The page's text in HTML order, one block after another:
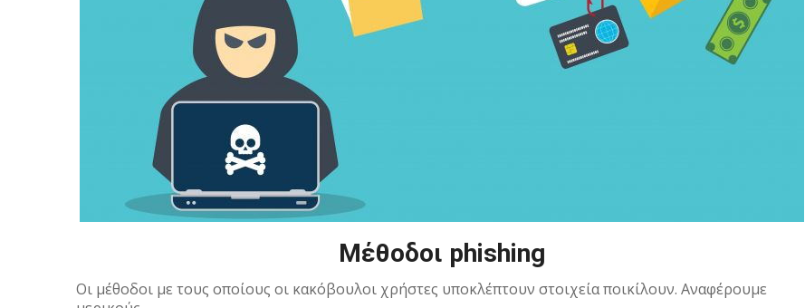
Μέθοδοι phishing
Oι μέθοδοι με τους οποίους οι κακόβουλοι χρήστες υποκλέπτουν στοιχεία ποικίλουν. Αναφέρουμε